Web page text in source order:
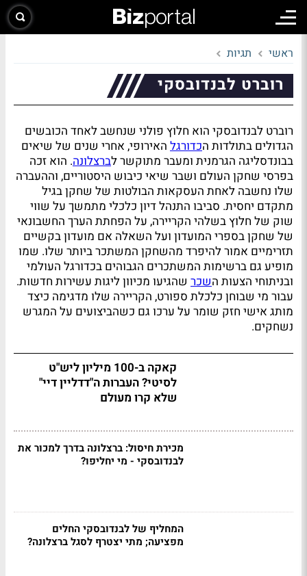
ראשי תגיות
רוברט לבנדובסקי
רוברט לבנדובסקי הוא חלוץ פולני שנחשב לאחד הכובשים
הגדולים בתולדות הכדורגל האירופי, אחרי שנים של שיאים
בבונדסליגה הגרמנית ומעבר מתוקשר לברצלונה. הוא זכה
בפרסי שחקן העולם ושבר שיאי כיבוש היסטוריים, וההעברה
שלו נחשבה לאחת העסקאות הבולטות של שחקן בגיל
מתקדם יחסית. סביבו התנהל דיון כלכלי מתמשך על שווי
שוק של חלוץ בשלהי הקריירה, על הפחתת הערך החשבונאי
של שחקן בספרי המועדון ועל השאלה אם מועדון בקשיים
תזרימיים אמור להיפרד מהשחקן המשתכר ביותר שלו. שמו
מופיע גם ברשימות המשתכרים הגבוהים בכדורגל העולמי
ובניתוחי הצעות השכר שהגיעו מכיוון ליגות עשירות חדשות.
עבור מי שבוחן כלכלת ספורט, הקריירה שלו מדגימה כיצד
מותג אישי חזק שומר על ערכו גם כשהביצועים על המגרש
נשחקים.
קאקה ב-100 מיליון ליש"ט
לסיטי? העברות ה"דדליין דיי"
שלא קרו מעולם
מכירת חיסול: ברצלונה בדרך למכור את
לבנדובסקי - מי יחליפו?
המחליף של לבנדובסקי החלים
מפציעה; מתי יצטרף לסגל ברצלונה?